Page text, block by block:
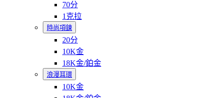
70分
1克拉
時尚項鍊
20分
10K金
18K金/鉑金
浪漫耳環
10K金